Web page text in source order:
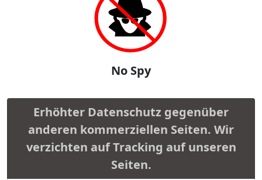
No Spy
Erhöhter Datenschutz gegenüber
anderen kommerziellen Seiten. Wir
verzichten auf Tracking auf unseren
Seiten.